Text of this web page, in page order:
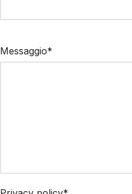
Messaggio*